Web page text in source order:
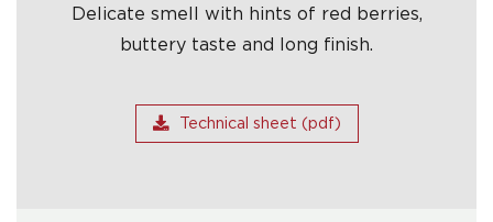
Delicate smell with hints of red berries,
buttery taste and long finish.
Technical sheet (pdf)